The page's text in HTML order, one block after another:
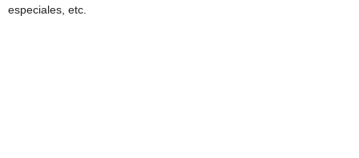
especiales, etc.